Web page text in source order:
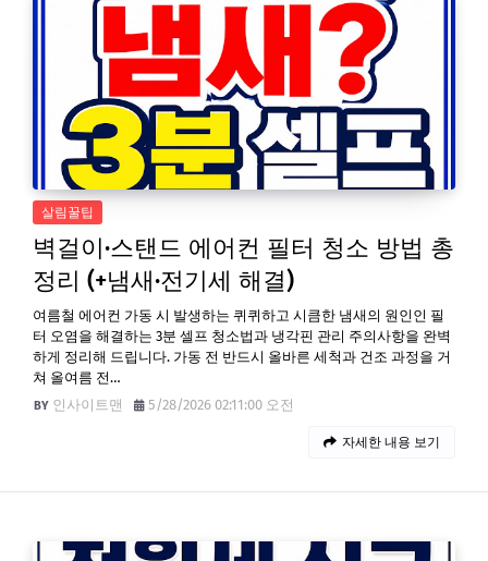
살림꿀팁
벽걸이·스탠드 에어컨 필터 청소 방법 총
정리 (+냄새·전기세 해결)
여름철 에어컨 가동 시 발생하는 퀴퀴하고 시큼한 냄새의 원인인 필
터 오염을 해결하는 3분 셀프 청소법과 냉각핀 관리 주의사항을 완벽
하게 정리해 드립니다. 가동 전 반드시 올바른 세척과 건조 과정을 거
쳐 올여름 전…
인사이트맨
5/28/2026 02:11:00 오전
자세한 내용 보기